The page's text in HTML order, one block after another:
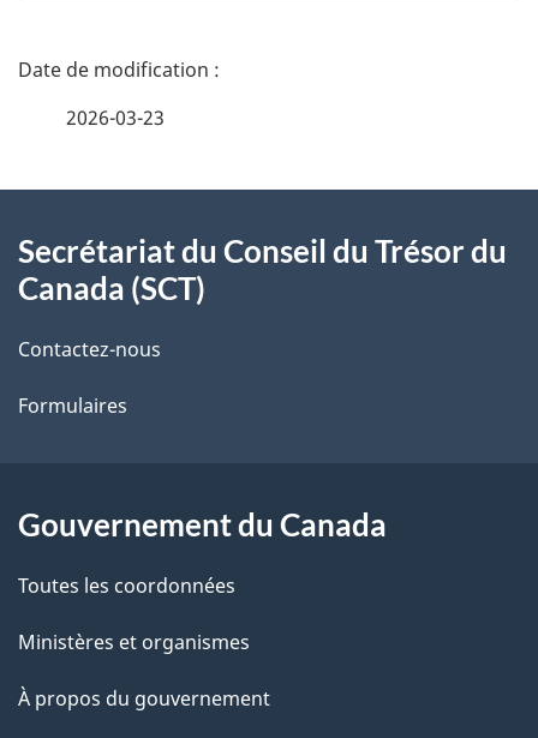
D
i
s
d
l
a
p
a
2026-03-23
propos
ce
site
Secrétariat du Conseil du Trésor du
Canada (SCT)
Contactez-nous
Formulaires
Gouvernement du Canada
Toutes les coordonnées
Ministères et organismes
À propos du gouvernement